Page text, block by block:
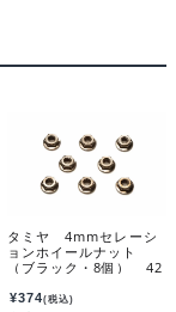
タミヤ 4mmセレーシ
ョンホイールナット
（ブラック・8個） 42
¥374(税込)